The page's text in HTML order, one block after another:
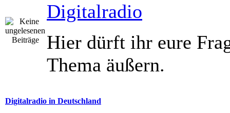
Digitalradio
Hier dürft ihr eure
Thema äußern.
Digitalradio in Deutschland